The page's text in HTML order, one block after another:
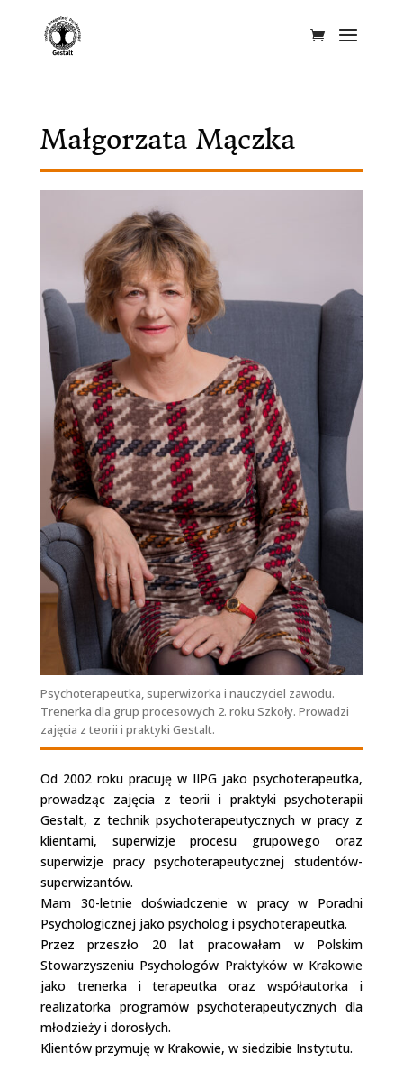
Małgorzata Mączka
Psychoterapeutka, superwizorka i nauczyciel zawodu.
Trenerka dla grup procesowych 2. roku Szkoły. Prowadzi
zajęcia z teorii i praktyki Gestalt.
Od 2002 roku pracuję w IIPG jako psychoterapeutka,
prowadząc zajęcia z teorii i praktyki psychoterapii
Gestalt, z technik psychoterapeutycznych w pracy z
klientami, superwizje procesu grupowego oraz
superwizje pracy psychoterapeutycznej studentów-
superwizantów.
Mam 30-letnie doświadczenie w pracy w Poradni
Psychologicznej jako psycholog i psychoterapeutka.
Przez przeszło 20 lat pracowałam w Polskim
Stowarzyszeniu Psychologów Praktyków w Krakowie
jako trenerka i terapeutka oraz współautorka i
realizatorka programów psychoterapeutycznych dla
młodzieży i dorosłych.
Klientów przymuję w Krakowie, w siedzibie Instytutu.